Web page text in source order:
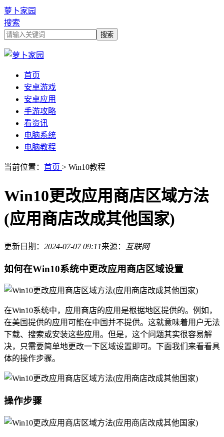
萝卜家园
搜索
首页
安卓游戏
安卓应用
手游攻略
看资讯
电脑系统
电脑教程
当前位置： 首页 > Win10教程
Win10更改应用商店区域方法
(应用商店改成其他国家)
更新日期： 2024-07-07 09:11来源： 互联网
如何在Win10系统中更改应用商店区域设置
在Win10系统中，应用商店的应用是根据地区提供的。例如，
在美国提供的应用可能在中国并不提供。这就意味着用户无法
下载、搜索或安装这些应用。但是，这个问题其实很容易解
决，只需要简单地更改一下区域设置即可。下面我们来看看具
体的操作步骤。
操作步骤